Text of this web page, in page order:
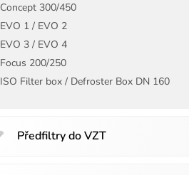
Concept 300/450
EVO 1 / EVO 2
EVO 3 / EVO 4
Focus 200/250
ISO Filter box / Defroster Box DN 160
Předfiltry do VZT